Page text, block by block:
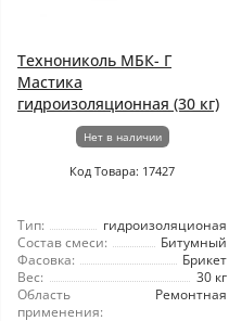
Технониколь МБК- Г
Мастика
гидроизоляционная (30 кг)
Нет в наличии
Код Товара: 17427
Тип:
гидроизоляционая
Состав смеси:
Битумный
Фасовка:
Брикет
Вес:
30 кг
Область
применения:
Ремонтная